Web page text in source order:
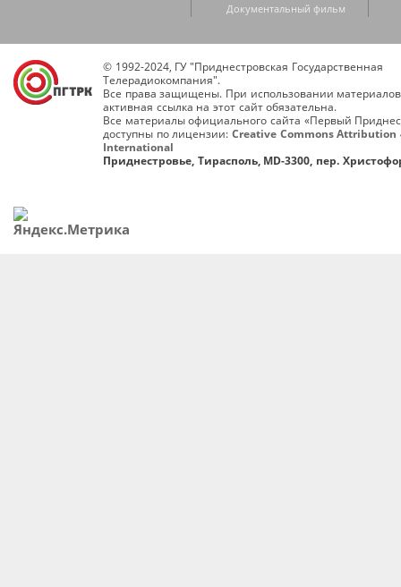
Документальный фильм
© 1992-2024, ГУ "Приднестровская Государственная
Телерадиокомпания".
Все права защищены. При использовании
активная ссылка на этот сайт обязательна.
Все материалы официального сайта «Первый
доступны по лицензии: Creative Commons Attribution
International
Приднестровье, Тирасполь, MD-3300, пер.